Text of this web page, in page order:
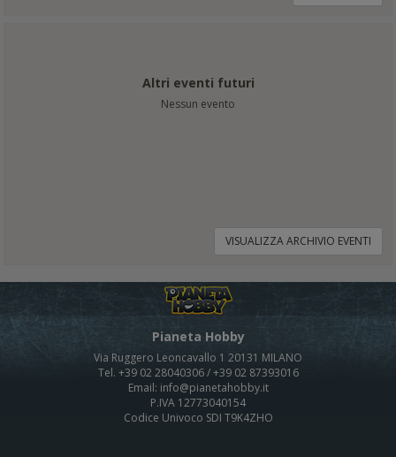
Altri eventi futuri
Nessun evento
VISUALIZZA ARCHIVIO EVENTI
Pianeta Hobby
Via Ruggero Leoncavallo 1 20131 MILANO
Tel. +39 02 28040306 / +39 02 87393016
Email: info@pianetahobby.it
P.IVA 12773040154
Codice Univoco SDI T9K4ZHO